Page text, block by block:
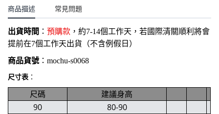
商品描述 常見問題
出貨時間 ： 預購款 ，約7-14個工作天，若國際清關順利將會
提前在7個工作天出貨（不含例假日）
商品貨號： mochu-s0068
尺寸表 ：
尺碼
建議身高
90
80-90